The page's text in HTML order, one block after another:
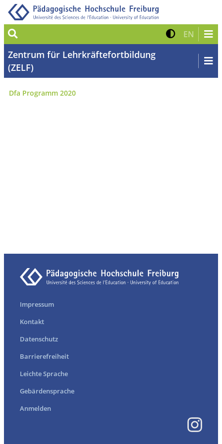
Suche Kontrast
EN Zur
Zentrum für Lehrkräftefortbildung
(ZELF)
Dfa Programm 2020
Impressum
Kontakt
Datenschutz
Barrierefreiheit
Leichte Sprache
Gebärdensprache
Anmelden